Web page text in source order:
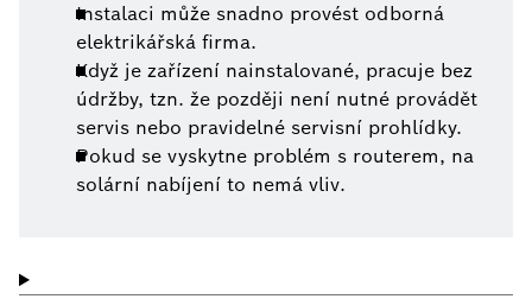
Instalaci může snadno provést odborná
elektrikářská firma.
Když je zařízení nainstalované, pracuje bez
údržby, tzn. že později není nutné provádět
servis nebo pravidelné servisní prohlídky.
Pokud se vyskytne problém s routerem, na
solární nabíjení to nemá vliv.